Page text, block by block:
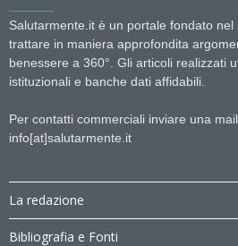
Salutarmente.it è un portale fondato
trattare in maniera approfondita
benessere a 360°. Gli articoli realizzati
istituzionali e banche dati affidabili.
Per contatti commerciali inviare una
info[at]salutarmente.it
La redazione
Bibliografia e Fonti